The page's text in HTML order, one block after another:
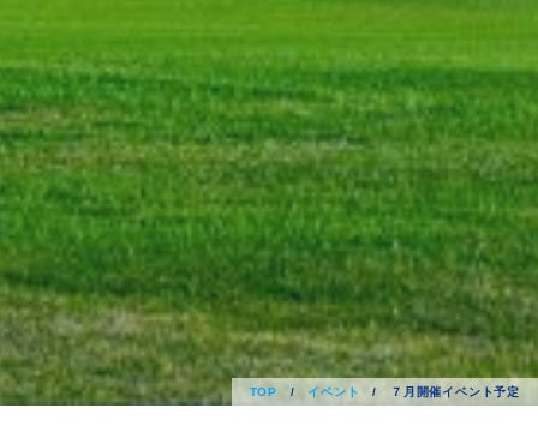
TOP / イベント / ７月開催イベント予定